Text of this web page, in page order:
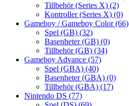
Tillbehör (Series X) (2)
Kontroller (Series X) (0)
Gameboy / Gameboy Color(66)
Spel (GB) (32)
Basenheter (GB) (0)
Tillbehör (GB) (34)
Gameboy Advance (57)
Spel (GBA) (40)
Basenheter (GBA) (0)
Tillbehör (GBA) (17)
Nintendo DS (77)